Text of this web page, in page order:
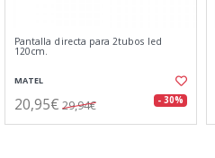
Pantalla directa para 2tubos led
120cm.
MATEL
20,95€ 29,94€ - 30%